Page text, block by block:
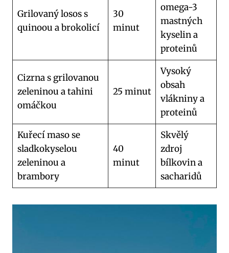
Grilovaný losos s
quinoou a brokolicí
30
minut
omega-3
mastných
kyselin a
proteinů
Cizrna s grilovanou
zeleninou a tahini
omáčkou
25 minut
Vysoký
obsah
vlákniny a
proteinů
Kuřecí maso se
sladkokyselou
zeleninou a
brambory
40
minut
Skvělý
zdroj
bílkovin a
sacharidů